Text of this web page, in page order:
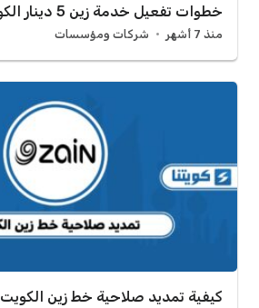
خطوات تفعيل خدمة زين 5 دينار الكويت 2026
منذ 7 أشهر شركات ومؤسسات
كيفية تمديد صلاحية خط زين الكويت 2026